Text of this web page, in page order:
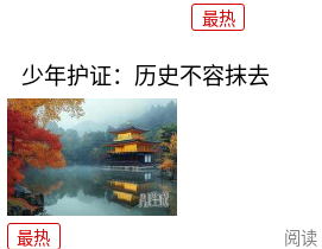
最热
少年护证：历史不容抹去
最热 阅读